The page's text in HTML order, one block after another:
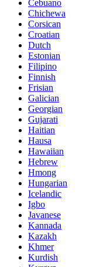
Cebuano
Chichewa
Corsican
Croatian
Dutch
Estonian
Filipino
Finnish
Frisian
Galician
Georgian
Gujarati
Haitian
Hausa
Hawaiian
Hebrew
Hmong
Hungarian
Icelandic
Igbo
Javanese
Kannada
Kazakh
Khmer
Kurdish